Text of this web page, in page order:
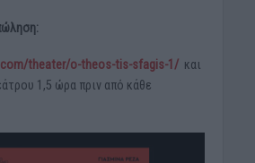
theater/o-theos-tis-sfagis-1/ και
1,5 ώρα πριν από κάθε